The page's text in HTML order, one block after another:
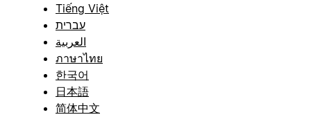
Tiếng Việt
עברית
العربية
ภาษาไทย
한국어
日本語
简体中文